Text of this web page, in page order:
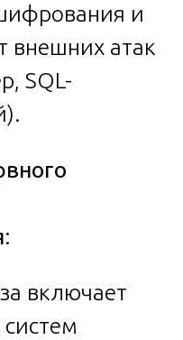
и
внешних атак
SQL-
:
включает